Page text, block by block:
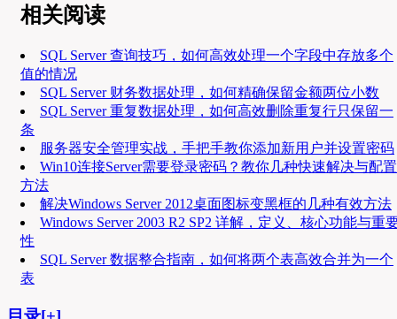
相关阅读
SQL Server 查询技巧，如何高效处理一个字段中存放多个
值的情况
SQL Server 财务数据处理，如何精确保留金额两位小数
SQL Server 重复数据处理，如何高效删除重复行只保留一
条
服务器安全管理实战，手把手教你添加新用户并设置密码
Win10连接Server需要登录密码？教你几种快速解决与配置
方法
解决Windows Server 2012桌面图标变黑框的几种有效方法
Windows Server 2003 R2 SP2 详解，定义、核心功能与重
性
SQL Server 数据整合指南，如何将两个表高效合并为一个
表